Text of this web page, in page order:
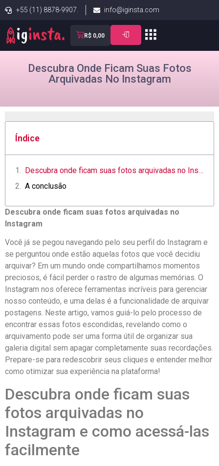
+55 (11) 8878-9907. info@iginsta.com
R$ 0,00
Descubra Onde Ficam Suas Fotos
Arquivadas No Instagram
Índice
Descubra‍ onde ⁢ficam suas fotos arquivadas ‌no Instagram e como acessá-las facilmente
A conclusão
Descubra onde ficam suas ⁤fotos arquivadas no‍
Instagram
Você já se⁤ pegou navegando pelo seu perfil do ​Instagram e
se perguntou onde ‍estão‌ aquelas fotos⁣ que você decidiu
arquivar? ​Em um mundo onde ⁤compartilhamos momentos
preciosos, é ⁤fácil perder o⁣ rastro de algumas memórias.⁤ O
Instagram ⁢nos oferece ferramentas incríveis ​para gerenciar
nosso⁣ conteúdo, e uma delas ⁣é ‍a funcionalidade ‌de arquivar
postagens.‍ Neste artigo, vamos guiá-lo pelo processo​ de
encontrar essas fotos ‍escondidas,⁣ revelando como o
arquivamento pode ser⁤ uma forma útil‍ de organizar sua⁢
galeria digital sem apagar completamente suas recordações.‌
Prepare-se para‍ redescobrir ⁤seus cliques e ‍entender melhor‌
como ⁤otimizar​ sua experiência na ⁢plataforma!
Descubra‍ onde ⁢ficam suas
fotos arquivadas ‌no
Instagram e como acessá-las
facilmente